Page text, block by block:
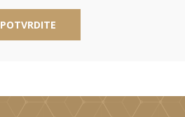
POTVRDITE